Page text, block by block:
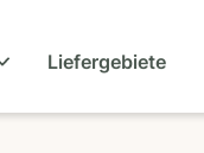
Liefergebiete